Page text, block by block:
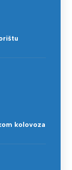
kolovoza